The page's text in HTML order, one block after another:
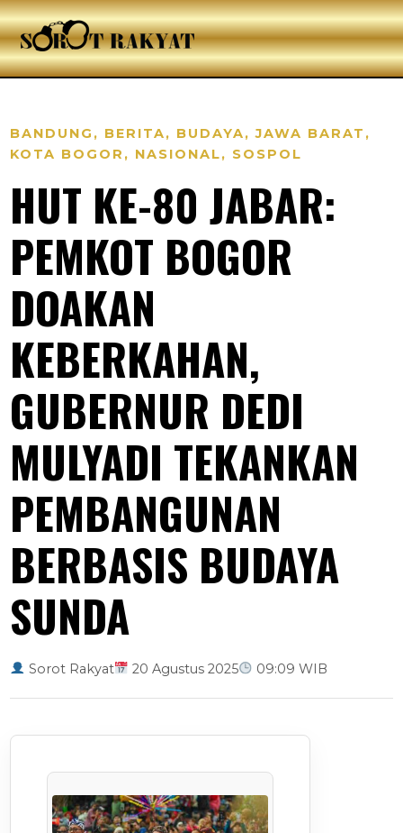
BANDUNG , BERITA, BUDAYA,JAWA BARAT ,
KOTA BOGOR , NASIONAL, SOSPOL
HUT KE-80 JABAR:
PEMKOT BOGOR
DOAKAN
KEBERKAHAN,
GUBERNUR DEDI
MULYADI TEKANKAN
PEMBANGUNAN
BERBASIS BUDAYA
SUNDA
Sorot Rakyat 20 Agustus 2025 09:09 WIB